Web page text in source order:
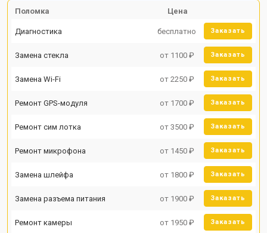
Поломка Цена
Диагностика бесплатно Заказать
Замена стекла от 1100 ₽ Заказать
Замена Wi-Fi от 2250 ₽ Заказать
Ремонт GPS-модуля от 1700 ₽ Заказать
Ремонт сим лотка от 3500 ₽ Заказать
Ремонт микрофона от 1450 ₽ Заказать
Замена шлейфа от 1800 ₽ Заказать
Замена разъема питания от 1900 ₽ Заказать
Ремонт камеры от 1950 ₽ Заказать